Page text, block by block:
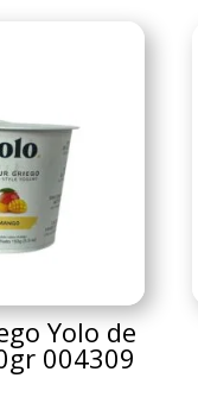
Yolo de
004309